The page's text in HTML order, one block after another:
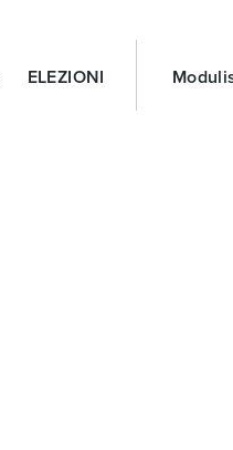
ELEZIONI